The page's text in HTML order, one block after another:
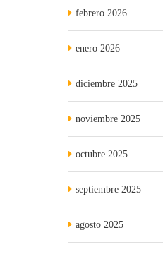
febrero 2026
enero 2026
diciembre 2025
noviembre 2025
octubre 2025
septiembre 2025
agosto 2025